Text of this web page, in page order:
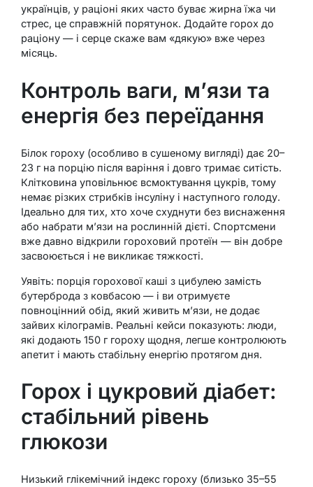
українців, у раціоні яких часто буває жирна їжа чи
стрес, це справжній порятунок. Додайте горох до
раціону — і серце скаже вам «дякую» вже через
місяць.
Контроль ваги, м’язи та
енергія без переїдання
Білок гороху (особливо в сушеному вигляді) дає 20–
23 г на порцію після варіння і довго тримає ситість.
Клітковина уповільнює всмоктування цукрів, тому
немає різких стрибків інсуліну і наступного голоду.
Ідеально для тих, хто хоче схуднути без виснаження
або набрати м’язи на рослинній дієті. Спортсмени
вже давно відкрили гороховий протеїн — він добре
засвоюється і не викликає тяжкості.
Уявіть: порція горохової каші з цибулею замість
бутерброда з ковбасою — і ви отримуєте
повноцінний обід, який живить м’язи, не додає
зайвих кілограмів. Реальні кейси показують: люди,
які додають 150 г гороху щодня, легше контролюють
апетит і мають стабільну енергію протягом дня.
Горох і цукровий діабет:
стабільний рівень
глюкози
Низький глікемічний індекс гороху (близько 35–55